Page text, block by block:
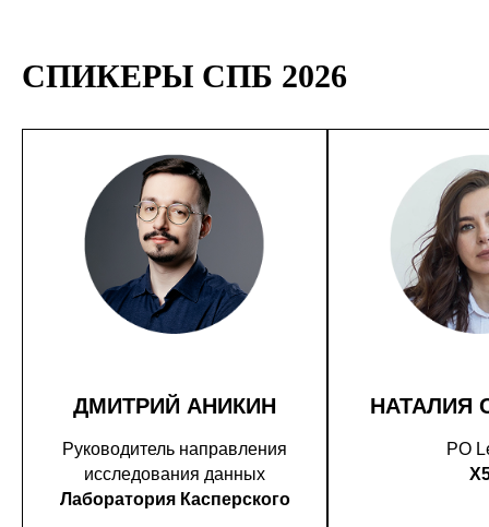
СПИКЕРЫ СПБ 2026
ДМИТРИЙ АНИКИН
Руководитель направления
исследования данных
Лаборатория Касперского
НАТАЛИЯ
PO